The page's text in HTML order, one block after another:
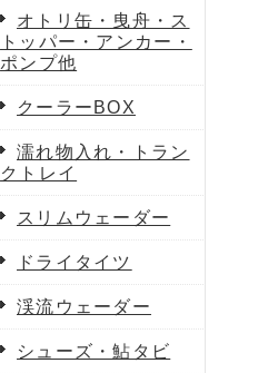
オトリ缶・曳舟・ス
トッパー・アンカー・
ポンプ他
クーラーBOX
濡れ物入れ・トラン
クトレイ
スリムウェーダー
ドライタイツ
渓流ウェーダー
シューズ・鮎タビ